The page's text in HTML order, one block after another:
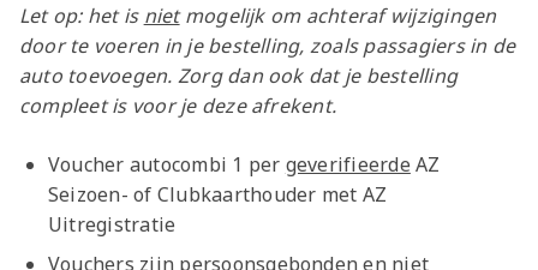
Let op: het is nietmogelijk om achteraf wijzigingen
door te voeren in je bestelling, zoals passagiers in de
auto toevoegen. Zorg dan ook dat je bestelling
compleet is voor je deze afrekent.
Voucher autocombi 1 per geverifieerde AZ
Seizoen- of Clubkaarthouder met AZ
Uitregistratie
Vouchers zijn persoonsgebonden en niet